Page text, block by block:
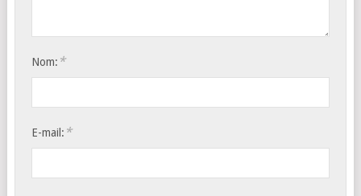
Nom: *
E-mail: *